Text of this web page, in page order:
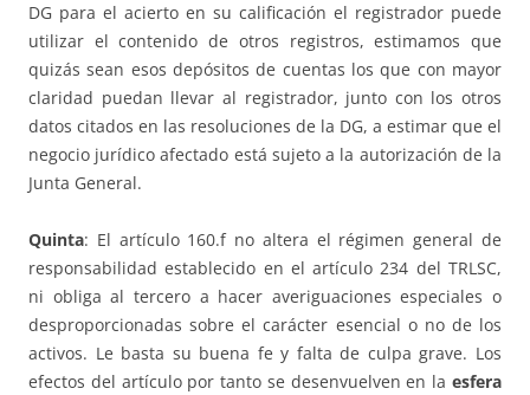
DG para el acierto en su calificación el registrador puede
utilizar el contenido de otros registros, estimamos que
quizás sean esos depósitos de cuentas los que con mayor
claridad puedan llevar al registrador, junto con los otros
datos citados en las resoluciones de la DG, a estimar que el
negocio jurídico afectado está sujeto a la autorización de la
Junta General.
Quinta: El artículo 160.f no altera el régimen general de
responsabilidad establecido en el artículo 234 del TRLSC,
ni obliga al tercero a hacer averiguaciones especiales o
desproporcionadas sobre el carácter esencial o no de los
activos. Le basta su buena fe y falta de culpa grave. Los
efectos del artículo por tanto se desenvuelven en la esfera